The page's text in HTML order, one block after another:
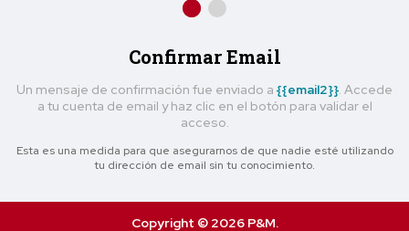
Confirmar Email
Un mensaje de confirmación fue enviado a {{email2}}. Accede
a tu cuenta de email y haz clic en el botón para validar el
acceso.
Esta es una medida para que asegurarnos de que nadie esté utilizando
tu dirección de email sin tu conocimiento.
Copyright © 2026 P&M.